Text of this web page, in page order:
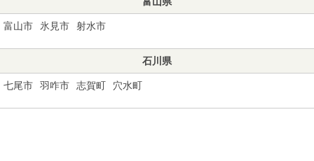
富山市 氷見市 射水市
石川県
七尾市 羽咋市 志賀町 穴水町